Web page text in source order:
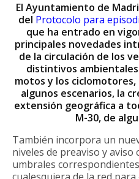
El Ayuntamiento de
del Protocolo para
que ha entrado en
principales novedades
de la circulación de los
distintivos ambientales
motos y los
algunos escenarios, la
extensión geográfica a
M-30, de
También incorpora un
niveles de preaviso y aviso
umbrales